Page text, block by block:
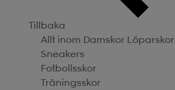
Tillbaka
Allt inom Damskor Löparskor
Sneakers
Fotbollsskor
Träningsskor